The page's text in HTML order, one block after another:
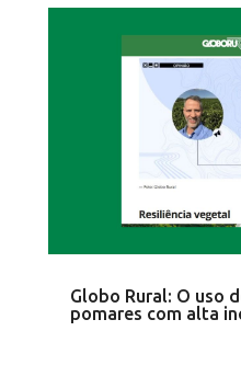
Globo Rural: O uso
pomares com alta